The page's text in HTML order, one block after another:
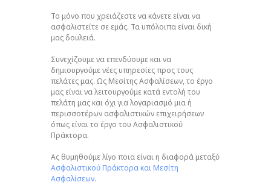
Το μόνο που χρειάζεστε να κάνετε είναι να
ασφαλιστείτε σε εμάς. Τα υπόλοιπα είναι δική
μας δουλειά.
Συνεχίζουμε να επενδύουμε και να
δημιουργούμε νέες υπηρεσίες προς τους
πελάτες μας. Ως Μεσίτης Ασφαλίσεων, το έργο
μας είναι να λειτουργούμε κατά εντολή του
πελάτη μας και όχι για λογαριασμό μια ή
περισσοτέρων ασφαλιστικών επιχειρήσεων
όπως είναι το έργο του Ασφαλιστικού
Πράκτορα.
Ας θυμηθούμε λίγο ποια είναι η διαφορά μεταξύ
Ασφαλιστικού Πράκτορα και Μεσίτη
Ασφαλίσεων.